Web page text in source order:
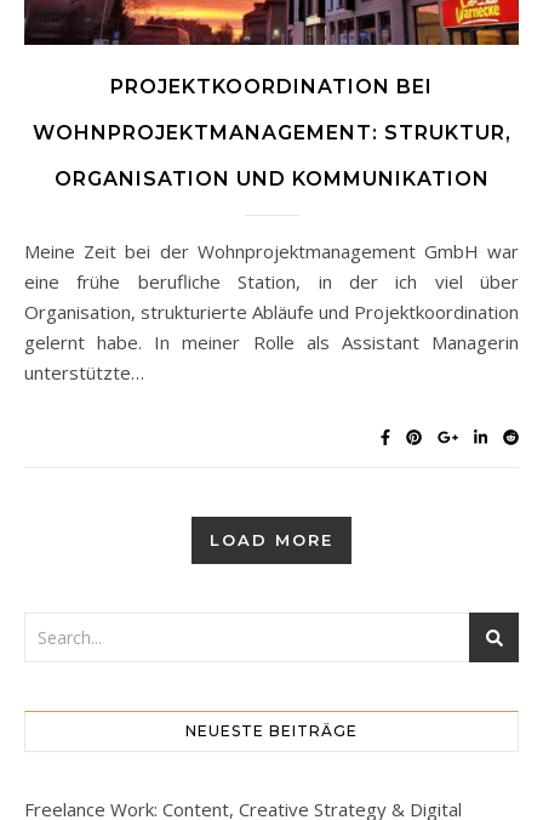
PROJEKTKOORDINATION BEI
WOHNPROJEKTMANAGEMENT: STRUKTUR,
ORGANISATION UND KOMMUNIKATION
Meine Zeit bei der Wohnprojektmanagement GmbH war
eine frühe berufliche Station, in der ich viel über
Organisation, strukturierte Abläufe und Projektkoordination
gelernt habe. In meiner Rolle als Assistant Managerin
unterstützte…
LOAD MORE
NEUESTE BEITRÄGE
Freelance Work: Content, Creative Strategy & Digital